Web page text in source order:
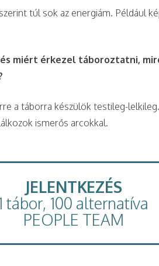
túl sok az energiám. Például
miért érkezel táboroztatni,
a táborra készülök testileg-
ismerős arcokkal.
JELENTKEZÉS
tábor, 100 alternatíva
PEOPLE TEAM